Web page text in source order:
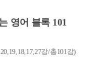
영어 블록 101
강/총101강)